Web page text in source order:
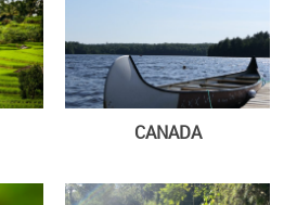
CANADA